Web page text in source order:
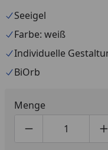
Seeigel
Farbe: weiß
Individuelle
BiOrb
Menge
Produktmenge